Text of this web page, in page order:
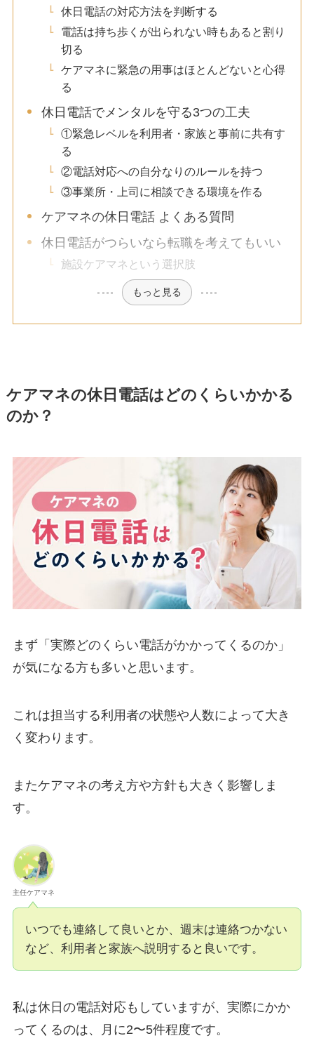
休日電話の対応方法を判断する
電話は持ち歩くが出られない時もあると割り
切る
ケアマネに緊急の用事はほとんどないと心得
る
休日電話でメンタルを守る3つの工夫
①緊急レベルを利用者・家族と事前に共有す
る
②電話対応への自分なりのルールを持つ
③事業所・上司に相談できる環境を作る
ケアマネの休日電話 よくある質問
休日電話がつらいなら転職を考えてもいい
施設ケアマネという選択肢
もっと見る
ケアマネの休日電話はどのくらいかかる
のか？
まず「実際どのくらい電話がかかってくるのか」
が気になる方も多いと思います。
これは担当する利用者の状態や人数によって大き
く変わります。
またケアマネの考え方や方針も大きく影響しま
す。
主任ケアマネ
いつでも連絡して良いとか、週末は連絡つかない
など、利用者と家族へ説明すると良いです。
私は休日の電話対応もしていますが、実際にかか
ってくるのは、月に2〜5件程度です。